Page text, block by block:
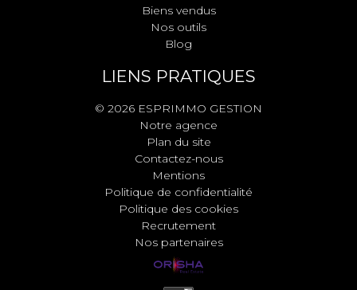
Biens vendus
Nos outils
Blog
LIENS PRATIQUES
© 2026 ESPRIMMO GESTION
Notre agence
Plan du site
Contactez-nous
Mentions
Politique de confidentialité
Politique des cookies
Recrutement
Nos partenaires